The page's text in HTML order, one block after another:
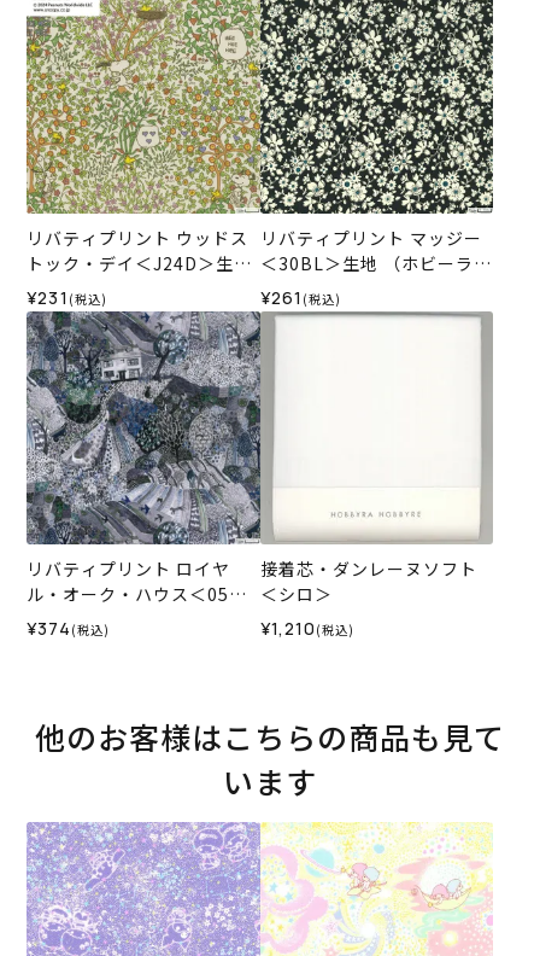
リバティプリント ウッドス
トック・デイ＜J24D＞生地
（リバティ・ファブリック
ス）2024SS
¥231 (税込)
リバティプリント マッジー
＜30BL＞生地 （ホビーラホ
ビーレオリジナル）2025SS
¥261 (税込)
リバティプリント ロイヤ
ル・オーク・ハウス＜05GR
＞生地 （ホビーラホビーレ
オリジナル）2026SS
¥374 (税込)
接着芯・ダンレーヌソフト
＜シロ＞
¥1,210 (税込)
他のお客様はこちらの商品も見て
います